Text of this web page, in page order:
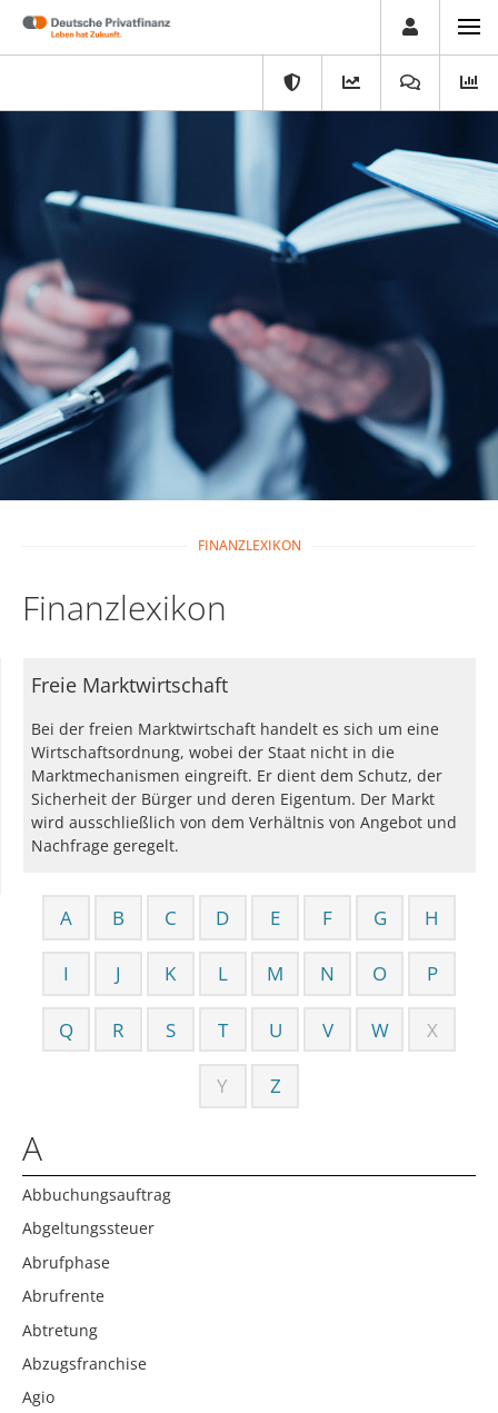
FINANZLEXIKON
Finanzlexikon
A B C D E F G H
I J K L M N O P
Q R S T U V W X
Y Z
A
Abbuchungsauftrag
Abgeltungssteuer
Abrufphase
Abrufrente
Abtretung
Abzugsfranchise
Agio
Freie Marktwirtschaft
Bei der freien Marktwirtschaft handelt es sich um eine
Wirtschaftsordnung, wobei der Staat nicht in die
Marktmechanismen eingreift. Er dient dem Schutz, der
Sicherheit der Bürger und deren Eigentum. Der Markt
wird ausschließlich von dem Verhältnis von Angebot und
Nachfrage geregelt.